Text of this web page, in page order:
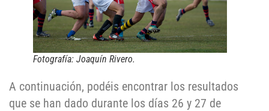
Fotografía: Joaquín Rivero.
A continuación, podéis encontrar los resultados
que se han dado durante los días 26 y 27 de